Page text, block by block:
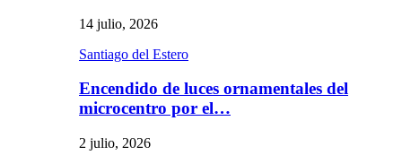
14 julio, 2026
Santiago del Estero
Encendido de luces ornamentales del
microcentro por el…
2 julio, 2026